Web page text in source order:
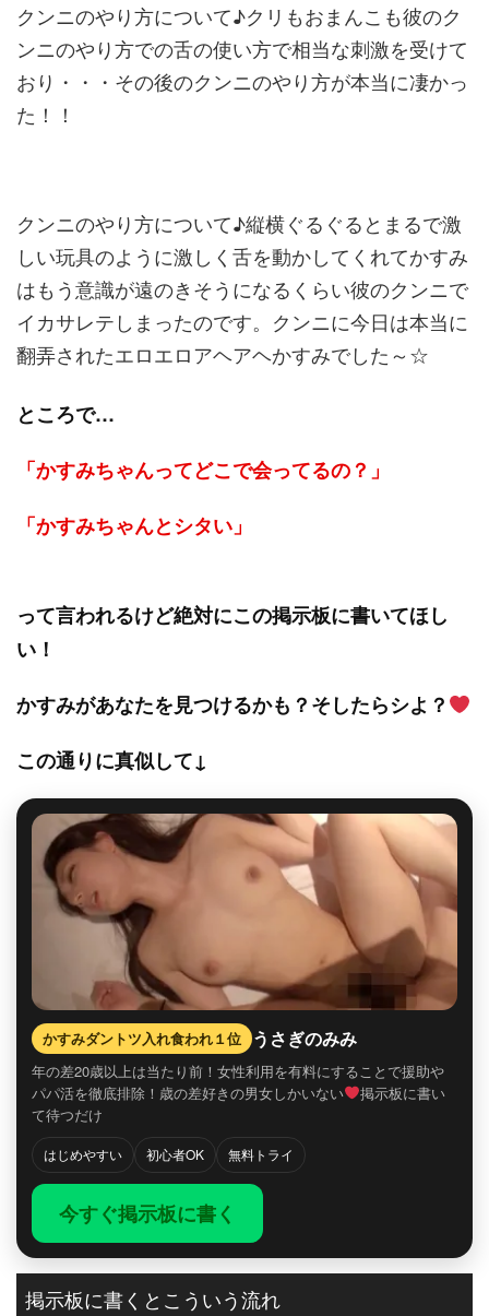
クンニのやり方について♪クリもおまんこも彼のク
ンニのやり方での舌の使い方で相当な刺激を受けて
おり・・・その後のクンニのやり方が本当に凄かっ
た！！
クンニのやり方について♪縦横ぐるぐるとまるで激
しい玩具のように激しく舌を動かしてくれてかすみ
はもう意識が遠のきそうになるくらい彼のクンニで
イカサレテしまったのです。クンニに今日は本当に
翻弄されたエロエロアヘアヘかすみでした～☆
ところで…
「かすみちゃんってどこで会ってるの？」
「かすみちゃんとシタい」
って言われるけど絶対にこの掲示板に書いてほし
い！
かすみがあなたを見つけるかも？そしたらシよ？
この通りに真似して↓
かすみダントツ入れ食われ１位 うさぎのみみ
年の差20歳以上は当たり前！女性利用を有料にすることで援助や
パパ活を徹底排除！歳の差好きの男女しかいない
掲示板に書い
て待つだけ
はじめやすい 初心者OK 無料トライ
今すぐ掲示板に書く
掲示板に書くとこういう流れ